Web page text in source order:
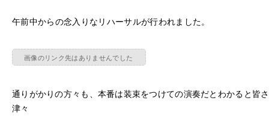
午前中からの念入りなリハーサルが行われました。
通りがかりの方々も、本番は装束をつけての演奏だとわかると皆
津々